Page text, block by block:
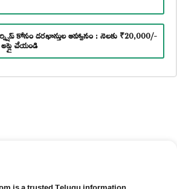
కోసం దరఖాస్తుల ఆహ్వానం : నెలకు ₹20,000/-
అప్లై చేయండి